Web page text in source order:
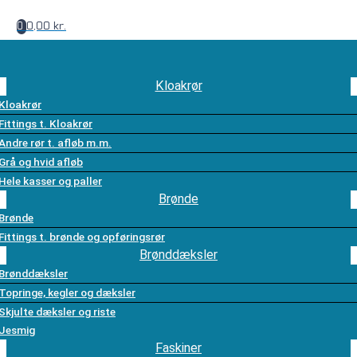
0 0,00 kr.
Kloakrør
t. Kloakrør
rør t. afløb m.m.
og hvid afløb
kasser og paller
Brønde
t. brønde og opføringsrør
Brønddæksler
kegler og dæksler
dæksler og riste
Faskiner